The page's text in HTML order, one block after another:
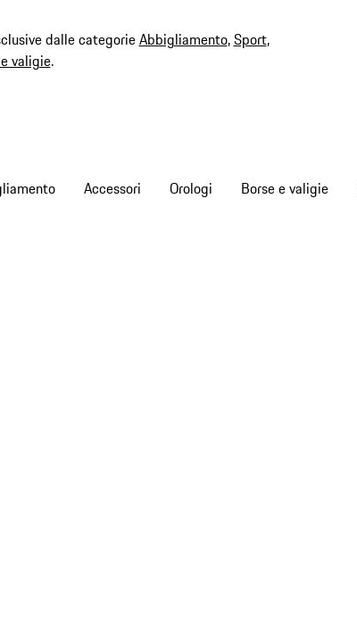
dalle categorieAbbigliamento,Sport,
valigie.
Accessori Orologi Borse e valigie